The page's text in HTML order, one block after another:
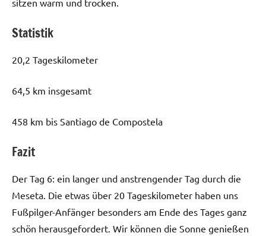
Statistik
20,2 Tageskilometer
64,5 km insgesamt
458 km bis Santiago de Compostela
Fazit
Der Tag 6: ein langer und anstrengender Tag durch die
Meseta. Die etwas über 20 Tageskilometer haben uns
Fußpilger-Anfänger besonders am Ende des Tages ganz
schön herausgefordert. Wir können die Sonne genießen